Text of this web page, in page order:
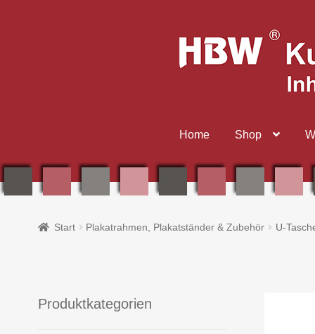
Zur
Navigation
Zum
Inhalt
Home Shop
Start Plakatrahmen, Plakatständer & Zubehör U-
Produktkategorien